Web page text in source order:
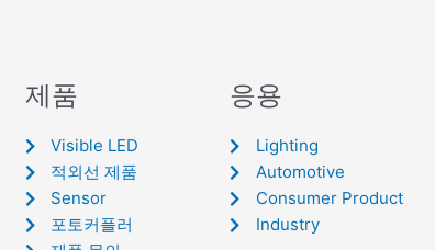
제품
Visible LED
적외선 제품
Sensor
포토커플러
응용
Lighting
Automotive
Consumer Product
Industry